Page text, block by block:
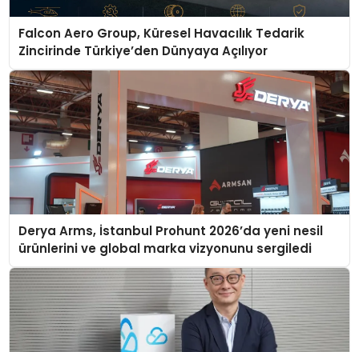
Falcon Aero Group, Küresel Havacılık Tedarik
Zincirinde Türkiye’den Dünyaya Açılıyor
Derya Arms, İstanbul Prohunt 2026’da yeni nesil
ürünlerini ve global marka vizyonunu sergiledi